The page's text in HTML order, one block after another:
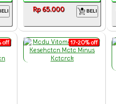
Rp 65.000
BELI
off 17-20% off